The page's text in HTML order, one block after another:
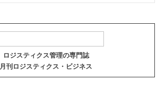
ロジスティクス管理の専門誌
月刊ロジスティクス・ビジネス